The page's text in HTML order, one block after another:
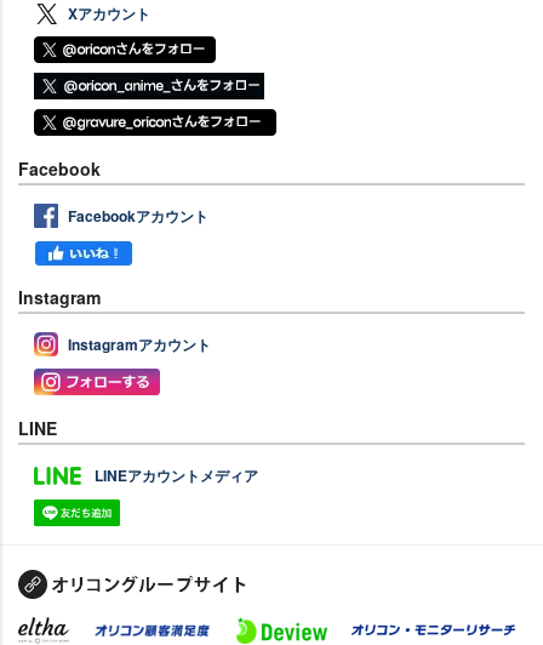
Xアカウント
Facebook
Facebookアカウント
Instagram
Instagramアカウント
LINE
LINEアカウントメディア